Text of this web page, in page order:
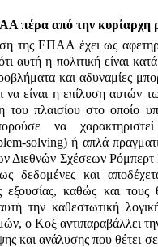
πέρα από την κυρίαρχη
της ΕΠΑΑ έχει ως
αυτή η πολιτική είναι
και αδυναμίες
να είναι η επίλυση αυτών
του πλαισίου στο οποίο
να
solving)ή απλά
Διεθνών Σχέσεων Ρ
δεδομένες και
εξουσίας, καθώς και τους
την καθεστωτική
ο Κοξ αντιπαραβάλλει
και ανάλυσης που θέτει